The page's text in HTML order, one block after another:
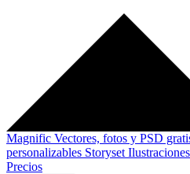
Magnific Vectores, fotos y PSD
personalizables Storyset
Precios